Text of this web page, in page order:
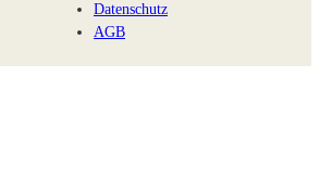
Datenschutz
AGB